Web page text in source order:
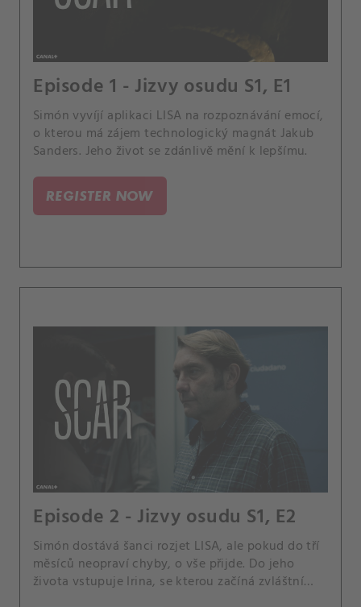
Episode 1 - Jizvy osudu S1, E1
Simón vyvíjí aplikaci LISA na rozpoznávání emocí,
o kterou má zájem technologický magnát Jakub
Sanders. Jeho život se zdánlivě mění k lepšímu.
REGISTER NOW
Episode 2 - Jizvy osudu S1, E2
Simón dostává šanci rozjet LISA, ale pokud do tří
měsíců neopraví chyby, o vše přijde. Do jeho
života vstupuje Irina, se kterou začíná zvláštní